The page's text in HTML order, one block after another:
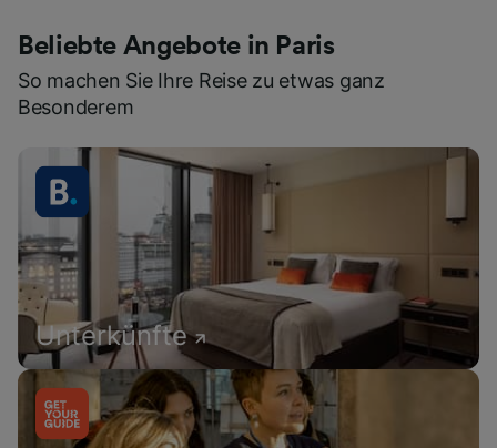
Beliebte Angebote in Paris
So machen Sie Ihre Reise zu etwas ganz
Besonderem
Unterkünfte